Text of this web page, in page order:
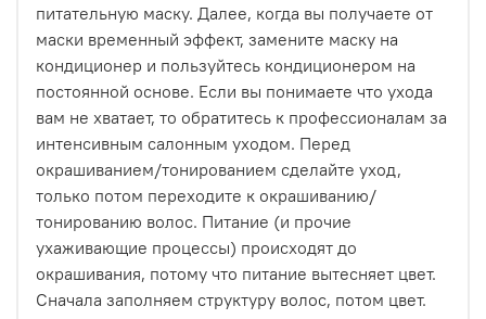
питательную маску. Далее, когда вы получаете от
маски временный эффект, замените маску на
кондиционер и пользуйтесь кондиционером на
постоянной основе. Если вы понимаете что ухода
вам не хватает, то обратитесь к профессионалам за
интенсивным салонным уходом. Перед
окрашиванием/тонированием сделайте уход,
только потом переходите к окрашиванию/
тонированию волос. Питание (и прочие
ухаживающие процессы) происходят до
окрашивания, потому что питание вытесняет цвет.
Сначала заполняем структуру волос, потом цвет.